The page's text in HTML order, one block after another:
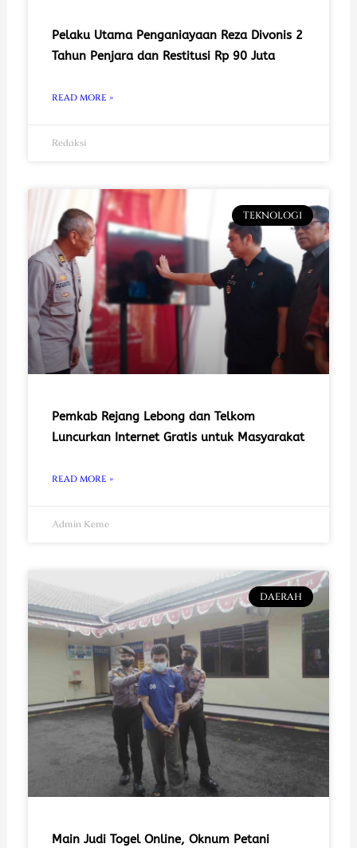
Pelaku Utama Penganiayaan Reza Divonis 2
Tahun Penjara dan Restitusi Rp 90 Juta
READ MORE »
Redaksi
TEKNOLOGI
Pemkab Rejang Lebong dan Telkom
Luncurkan Internet Gratis untuk Masyarakat
READ MORE »
Admin Keme
DAERAH
Main Judi Togel Online, Oknum Petani